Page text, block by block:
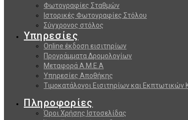
Φωτογραφίες Σταθμών
Ιστορικές Φωτογραφίες Στόλου
Σύγχρονος στόλος
Υπηρεσίες
Online έκδοση εισιτηρίων
Προγράμματα Δρομολογίων
Μεταφορά Α.Μ.Ε.Α
Υπηρεσίες Αποθήκης
Τιμοκατάλογοι Εισιτηρίων και Εκπτωτικών
Πληροφορίες
Όροι Χρήσης Ιστοσελίδας